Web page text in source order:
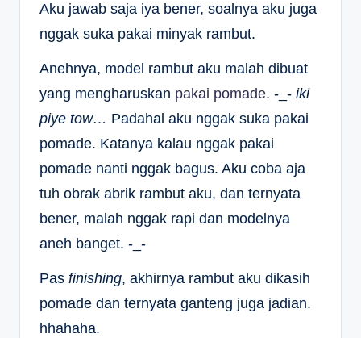
Aku jawab saja iya bener, soalnya aku juga
nggak suka pakai minyak rambut.
Anehnya, model rambut aku malah dibuat
yang mengharuskan pakai pomade. -_- iki
piye tow… Padahal aku nggak suka pakai
pomade. Katanya kalau nggak pakai
pomade nanti nggak bagus. Aku coba aja
tuh obrak abrik rambut aku, dan ternyata
bener, malah nggak rapi dan modelnya
aneh banget. -_-
Pas finishing, akhirnya rambut aku dikasih
pomade dan ternyata ganteng juga jadian.
hhahaha.